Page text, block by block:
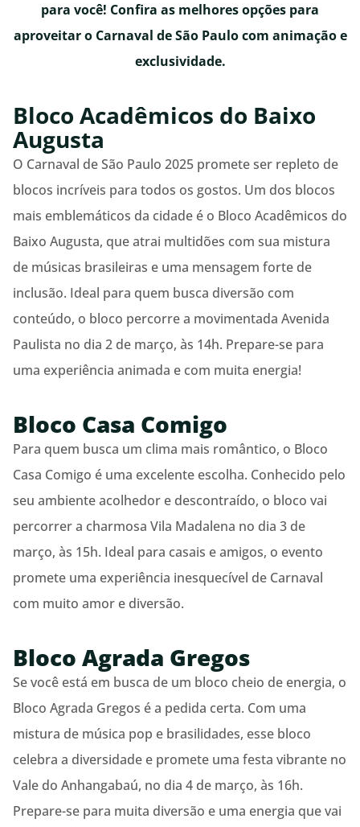
para você! Confira as melhores opções para
aproveitar o Carnaval de São Paulo com animação e
exclusividade.
Bloco Acadêmicos do Baixo
Augusta
O Carnaval de São Paulo 2025 promete ser repleto de
blocos incríveis para todos os gostos. Um dos blocos
mais emblemáticos da cidade é o Bloco Acadêmicos do
Baixo Augusta, que atrai multidões com sua mistura
de músicas brasileiras e uma mensagem forte de
inclusão. Ideal para quem busca diversão com
conteúdo, o bloco percorre a movimentada Avenida
Paulista no dia 2 de março, às 14h. Prepare-se para
uma experiência animada e com muita energia!
Bloco Casa Comigo
Para quem busca um clima mais romântico, o Bloco
Casa Comigo é uma excelente escolha. Conhecido pelo
seu ambiente acolhedor e descontraído, o bloco vai
percorrer a charmosa Vila Madalena no dia 3 de
março, às 15h. Ideal para casais e amigos, o evento
promete uma experiência inesquecível de Carnaval
com muito amor e diversão.
Bloco Agrada Gregos
Se você está em busca de um bloco cheio de energia, o
Bloco Agrada Gregos é a pedida certa. Com uma
mistura de música pop e brasilidades, esse bloco
celebra a diversidade e promete uma festa vibrante no
Vale do Anhangabaú, no dia 4 de março, às 16h.
Prepare-se para muita diversão e uma energia que vai